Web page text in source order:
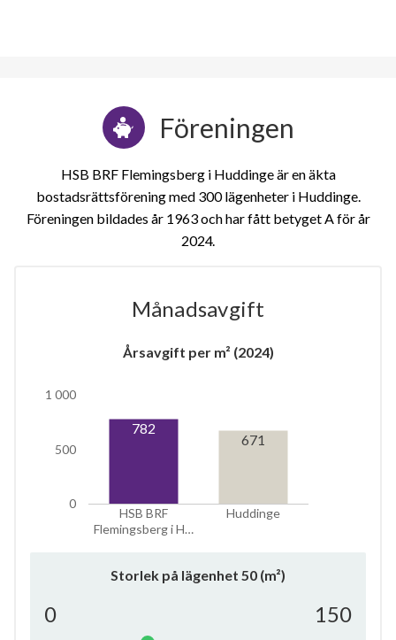
10
Föreningen
HSB BRF Flemingsberg i Huddinge är en äkta
bostadsrättsförening med 300 lägenheter i Huddinge.
Föreningen bildades år 1963 och har fått betyget A för år
2024
Månadsavgift
Årsavgift per m² (2024)
HSB BRF
Flemingsberg i H…
Huddinge
0
500
1 000
782
671
Storlek på lägenhet 50 (m²)
0 150